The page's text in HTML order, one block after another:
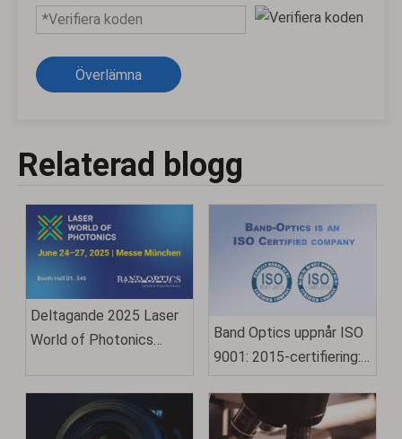
Överlämna
Relaterad blogg
Deltagande 2025 Laser
World of Photonics
Band Optics uppnår ISO
9001: 2015-certifiering:
kvalitet och
förträfflighet